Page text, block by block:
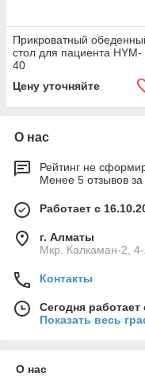
Прикроватный
стол для пациента HYM-
40
Цену уточняйте
О нас
Рейтинг не
Менее 5 отзывов
Работает с
г. Алматы
Мкр. Калкаман-2,
Контакты
Сегодня работает
Показать весь
О нас